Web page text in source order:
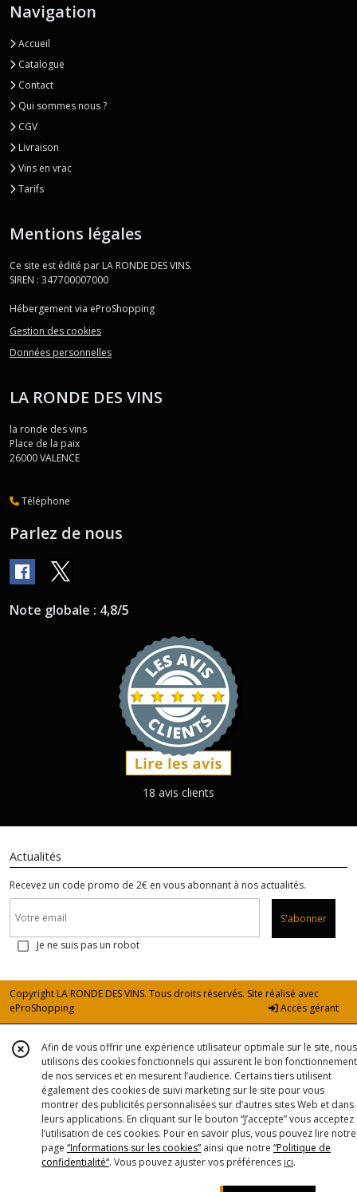
Navigation
Accueil
Catalogue
Contact
Qui sommes nous ?
CGV
Livraison
Vins en vrac
Tarifs
Mentions légales
Ce site est édité par LA RONDE DES VINS.
SIREN : 347700007000
Hébergement via eProShopping
Gestion des cookies
Données personnelles
LA RONDE DES VINS
la ronde des vins
Place de la paix
26000VALENCE
Téléphone
Parlez de nous
Note globale : 4,8/5
18 avis clients
Actualités
Recevez un code promo de 2€ en vous abonnant à nos actualités.
S'abonner
Je ne suis pas un robot
Copyright LA RONDE DES VINS. Tous droits réservés. Site réalisé avec
eProShopping
Accès gérant
Afin de vous offrir une expérience utilisateur optimale sur le site, nous
utilisons des cookies fonctionnels qui assurent le bon fonctionnement
de nos services et en mesurent l’audience. Certains tiers utilisent
également des cookies de suivi marketing sur le site pour vous
montrer des publicités personnalisées sur d’autres sites Web et dans
leurs applications. En cliquant sur le bouton “J’accepte” vous acceptez
l’utilisation de ces cookies. Pour en savoir plus, vous pouvez lire notre
page “Informations sur les cookies” ainsi que notre “Politique de
confidentialité“. Vous pouvez ajuster vos préférences ici.